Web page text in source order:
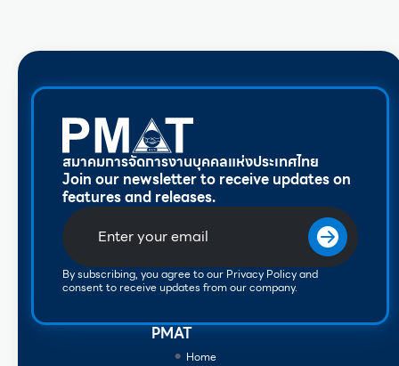
สมาคมการจัดการงานบุคคลแห่งประเทศไทย
Join our newsletter to receive updates on
features and releases.
By subscribing, you agree to our Privacy Policy and
consent to receive updates from our company.
PMAT
Home